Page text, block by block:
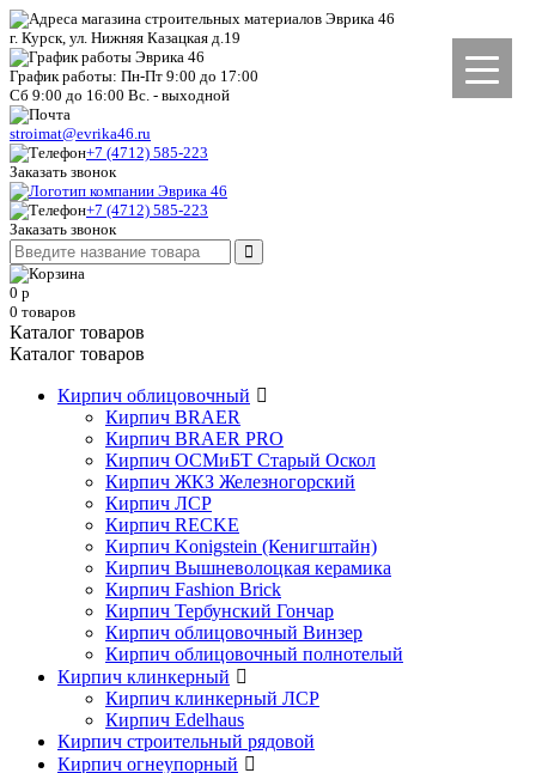
г. Курск, ул. Нижняя Казацкая д.19
График работы: Пн-Пт 9:00 до 17:00
Сб 9:00 до 16:00 Вс. - выходной
stroimat@evrika46.ru
+7 (4712) 585-223
Заказать звонок
+7 (4712) 585-223
Заказать звонок
0 р
0 товаров
Каталог товаров
Каталог товаров
Кирпич облицовочный
Кирпич BRAER
Кирпич BRAER PRO
Кирпич ОСМиБТ Старый Оскол
Кирпич ЖКЗ Железногорский
Кирпич ЛСР
Кирпич RECKE
Кирпич Konigstein (Кенигштайн)
Кирпич Вышневолоцкая керамика
Кирпич Fashion Brick
Кирпич Тербунский Гончар
Кирпич облицовочный Винзер
Кирпич облицовочный полнотелый
Кирпич клинкерный
Кирпич клинкерный ЛСР
Кирпич Edelhaus
Кирпич строительный рядовой
Кирпич огнеупорный